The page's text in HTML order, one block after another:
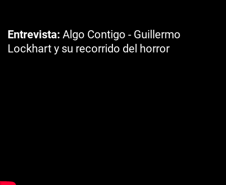
Entrevista Algo Contigo - Guillermo
Lockhart y su recorrido del horror